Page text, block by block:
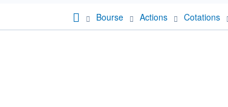
Bourse Actions Cotations